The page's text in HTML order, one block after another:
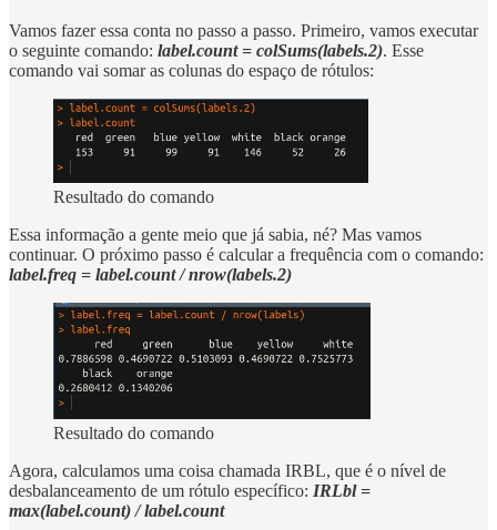
Vamos fazer essa conta no passo a passo. Primeiro, vamos executar
o seguinte comando: label.count = colSums(labels.2). Esse
comando vai somar as colunas do espaço de rótulos:
Resultado do comando
Essa informação a gente meio que já sabia, né? Mas vamos
continuar. O próximo passo é calcular a frequência com o comando:
label.freq = label.count / nrow(labels.2)
Resultado do comando
Agora, calculamos uma coisa chamada IRBL, que é o nível de
desbalanceamento de um rótulo específico: IRLbl =
max(label.count) / label.count